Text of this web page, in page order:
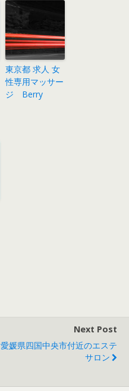
東京都 求人 女
性専用マッサー
ジ Berry
Next Post
愛媛県四国中央市付近のエステ
サロン